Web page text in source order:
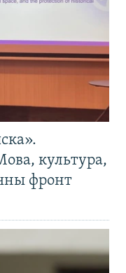
культура,
фронт